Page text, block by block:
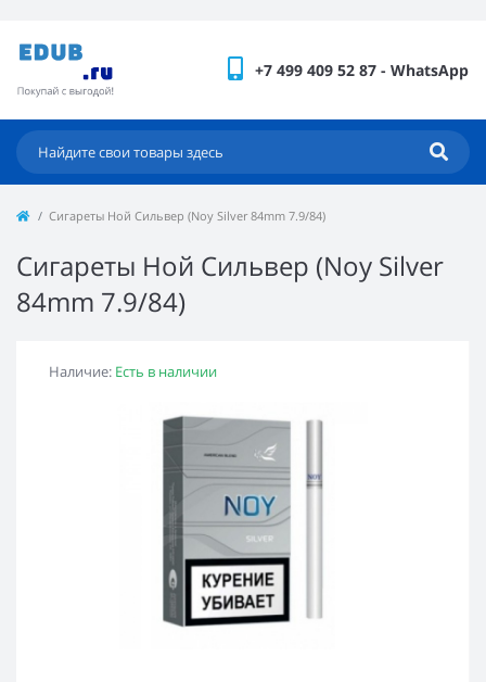
+7 499 409 52 87 - WhatsApp
Сигареты Ной Сильвер (Noy Silver 84mm 7.9/84)
Сигареты Ной Сильвер (Noy Silver
84mm 7.9/84)
Наличие: Есть в наличии